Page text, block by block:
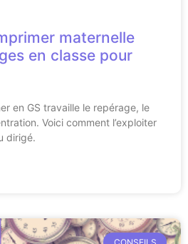
maternelle
en classe pour
en GS travaille le repérage, le
Voici comment l’exploiter
dirigé.